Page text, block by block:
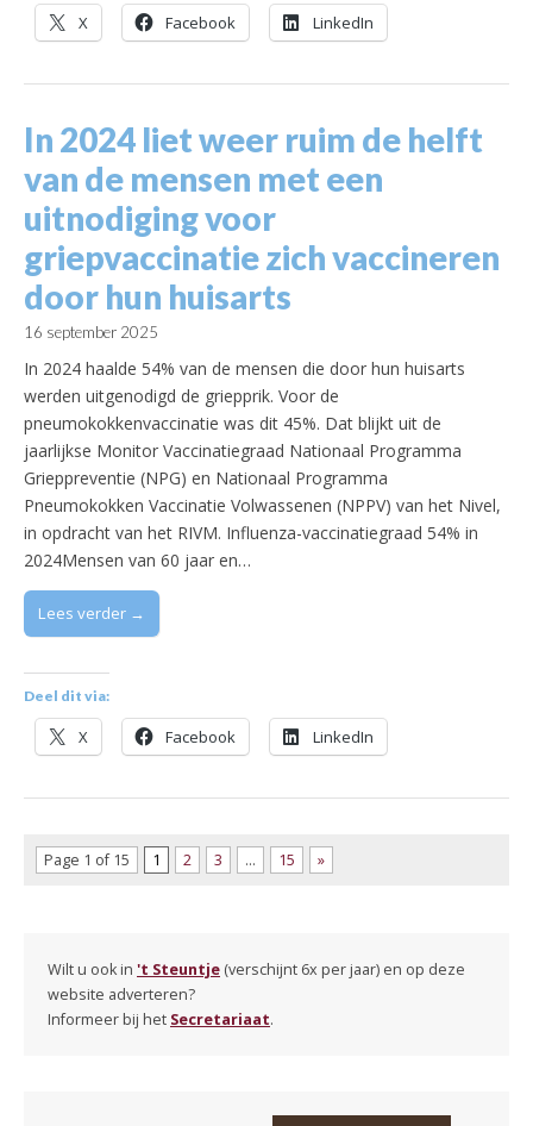
X Facebook LinkedIn
In 2024 liet weer ruim de helft
van de mensen met een
uitnodiging voor
griepvaccinatie zich vaccineren
door hun huisarts
16 september 2025
In 2024 haalde 54% van de mensen die door hun huisarts
werden uitgenodigd de griepprik. Voor de
pneumokokkenvaccinatie was dit 45%. Dat blijkt uit de
jaarlijkse Monitor Vaccinatiegraad Nationaal Programma
Grieppreventie (NPG) en Nationaal Programma
Pneumokokken Vaccinatie Volwassenen (NPPV) van het Nivel,
in opdracht van het RIVM. Influenza-vaccinatiegraad 54% in
2024Mensen van 60 jaar en…
Lees verder →
Deel dit via:
X Facebook LinkedIn
Page 1 of 15 1 2 3 … 15 »
Wilt u ook in 't Steuntje (verschijnt 6x per jaar) en op deze
website adverteren?
Informeer bij het Secretariaat.